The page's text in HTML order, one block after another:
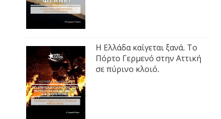
Η Ελλάδα καίγεται ξανά. Το
Πόρτο Γερμενό στην Αττική
σε πύρινο κλοιό.